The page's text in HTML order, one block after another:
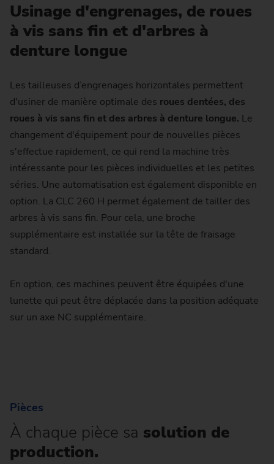
Usinage d'engrenages, de roues
à vis sans fin et d'arbres à
denture longue
Les tailleuses d’engrenages horizontales permettent
d'usiner de manière optimale des roues dentées, des
roues à vis sans fin et des arbres à denture longue. Le
changement d'équipement pour de nouvelles pièces
s'effectue rapidement, ce qui rend la machine très
intéressante pour les pièces individuelles et les petites
séries. Une automatisation est également disponible en
option. La CLC 260 H permet également de tailler des
arbres à vis sans fin. Pour cela, une broche
supplémentaire est installée sur la tête de fraisage
standard.
En option, ces machines peuvent être équipées d'une
lunette qui peut être déplacée dans la position adéquate
sur un axe NC supplémentaire.
Pièces
À chaque pièce sa solution de
production.